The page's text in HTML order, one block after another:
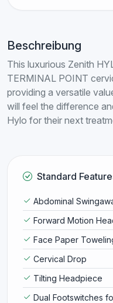
Beschreibung
This luxurious Zenith
TERMINAL POINT
providing a versatile
will feel the difference
Hylo for their next
Standard
Abdominal
Forward Motion
Face Paper
Cervical Drop
Tilting Headpiece
Dual Footswitches